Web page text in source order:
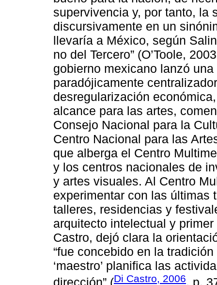
supervivencia y, por tanto, la
discursivamente en un
llevaría a México, según
no del Tercero” (O’Toole,
gobierno mexicano lanzó
paradójicamente
desregularización
alcance para las artes,
Consejo Nacional para la
Centro Nacional para las
que alberga el Centro
y los centros nacionales de
y artes visuales. Al Centro
experimentar con las últimas
talleres, residencias y
arquitecto intelectual y
Castro, dejó clara la
“fue concebido en la
‘maestro’ planifica las
Di Castro, 2006